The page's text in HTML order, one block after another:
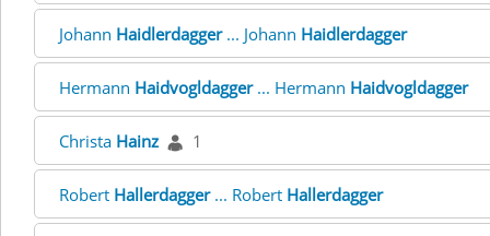
Johann Haidlerdagger... Johann Haidlerdagger
Hermann Haidvogldagger... Hermann Haidvogldagger
Christa Hainz 1
Robert Hallerdagger... Robert Hallerdagger